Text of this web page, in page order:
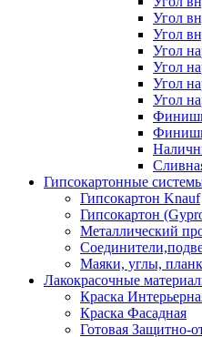
Угол
Угол
Угол
Угол
Угол
Угол
Гипсокартонные
Гипсокартон Knauf
Гипсокартон
Металлический
Маяки, углы,
Лакокрасочные
Краска
Краска Фасадная
Готовая Защитно-